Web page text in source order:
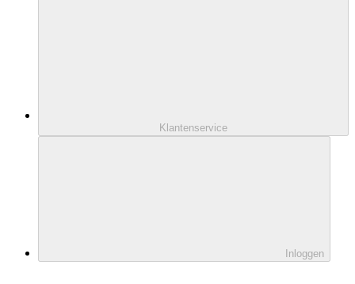
Klantenservice
Inloggen